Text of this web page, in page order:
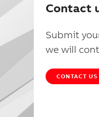
Contact
Submit
we will
CONTACT US